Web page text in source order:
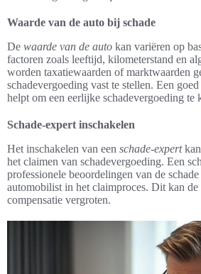
Waarde van de auto bij schade
De waarde van de auto kan variëren op
factoren zoals leeftijd, kilometerstand en
worden taxatiewaarden of marktwaarden
schadevergoeding vast te stellen. Een
helpt om een eerlijke schadevergoeding te
Schade-expert inschakelen
Het inschakelen van een schade-expertkan
het claimen van schadevergoeding. Een
professionele beoordelingen van de
automobilist in het claimproces. Dit kan de
compensatie vergroten.